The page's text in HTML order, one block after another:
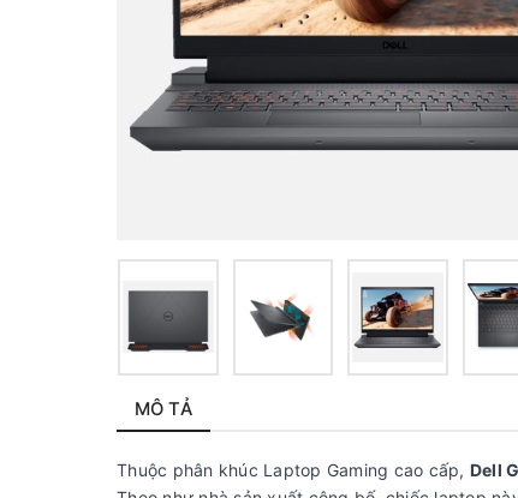
MÔ TẢ
Thuộc phân khúc Laptop Gaming cao cấp, Dell